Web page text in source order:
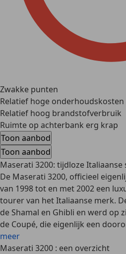
Zwakke punten
Relatief hoge onderhoudskosten
Relatief hoog brandstofverbruik
Ruimte op achterbank erg krap
Toon aanbod
Toon aanbod
Maserati 3200: tijdloze Italiaanse
De Maserati 3200, officieel
van 1998 tot en met 2002 een
tourer van het Italiaanse merk.
de Shamal en Ghibli en werd op
de Coupé, die eigenlijk een
meer
Maserati 3200 : een overzicht